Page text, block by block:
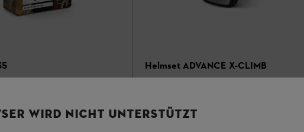
Helmset ADVANCE X-CLIMB
Komplett-Set mit Gehörschutz, Gesichtsschutz
und robuster Helmschale
WIRD NICHT UNTERSTÜTZT